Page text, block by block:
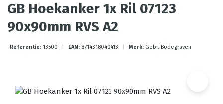
GB Hoekanker 1x Ril 07123
90x90mm RVS A2
Referentie: 13500 EAN: 8714318040413 Merk: Gebr. Bodegraven